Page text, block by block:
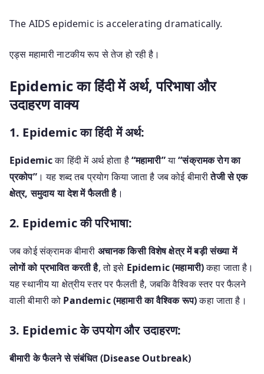
The AIDS epidemic is accelerating dramatically.
एड्स महामारी नाटकीय रूप से तेज हो रही है।
Epidemic का हिंदी में अर्थ, परिभाषा और
उदाहरण वाक्य
1. Epidemic का हिंदी में अर्थ:
Epidemicका हिंदी में अर्थ होता है“महामारी”या“संक्रामक रोग का
प्रकोप”। यह शब्द तब प्रयोग किया जाता है जब कोई बीमारीतेजी से एक
क्षेत्र, समुदाय या देश में फैलती है।
2. Epidemic की परिभाषा:
जब कोई संक्रामक बीमारी अचानक किसी विशेष क्षेत्र में बड़ी संख्या में
लोगों को प्रभावित करती है, तो इसे Epidemic (महामारी)कहा जाता है।
यह स्थानीय या क्षेत्रीय स्तर पर फैलती है, जबकि वैश्विक स्तर पर फैलने
वाली बीमारी को Pandemic (महामारी का वैश्विक रूप)कहा जाता है।
3. Epidemic के उपयोग और उदाहरण:
बीमारी के फैलने से संबंधित (Disease Outbreak)